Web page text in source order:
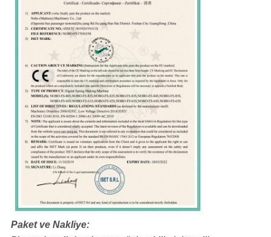
Paket ve Nakliye: